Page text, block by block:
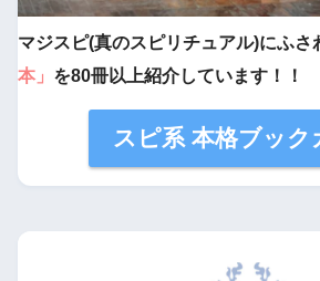
マジスピ(真のスピリチュアル)にふさ
本」 を80冊以上紹介しています！！
スピ系 本格ブック